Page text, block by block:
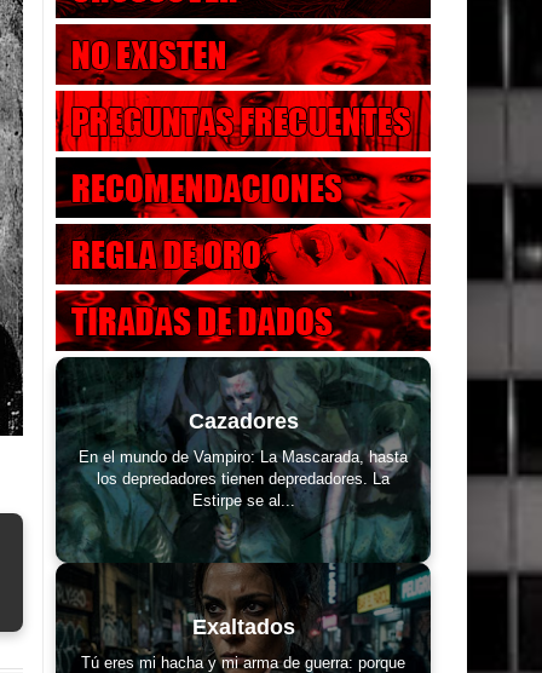
Cazadores
En el mundo de Vampiro: La Mascarada, hasta
los depredadores tienen depredadores. La
Estirpe se al...
Exaltados
Tú eres mi hacha y mi arma de guerra: porque